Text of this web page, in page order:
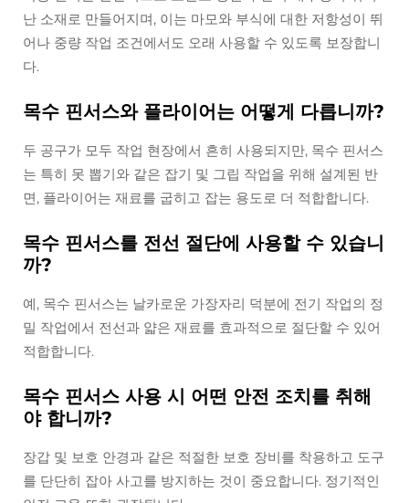
난 소재로 만들어지며, 이는 마모와 부식에 대한 저항성이 뛰
어나 중량 작업 조건에서도 오래 사용할 수 있도록 보장합니
다.
목수 핀서스와 플라이어는 어떻게 다릅니까?
두 공구가 모두 작업 현장에서 흔히 사용되지만, 목수 핀서스
는 특히 못 뽑기와 같은 잡기 및 그립 작업을 위해 설계된 반
면, 플라이어는 재료를 굽히고 잡는 용도로 더 적합합니다.
목수 핀서스를 전선 절단에 사용할 수 있습니
까?
예, 목수 핀서스는 날카로운 가장자리 덕분에 전기 작업의 정
밀 작업에서 전선과 얇은 재료를 효과적으로 절단할 수 있어
적합합니다.
목수 핀서스 사용 시 어떤 안전 조치를 취해
야 합니까?
장갑 및 보호 안경과 같은 적절한 보호 장비를 착용하고 도구
를 단단히 잡아 사고를 방지하는 것이 중요합니다. 정기적인